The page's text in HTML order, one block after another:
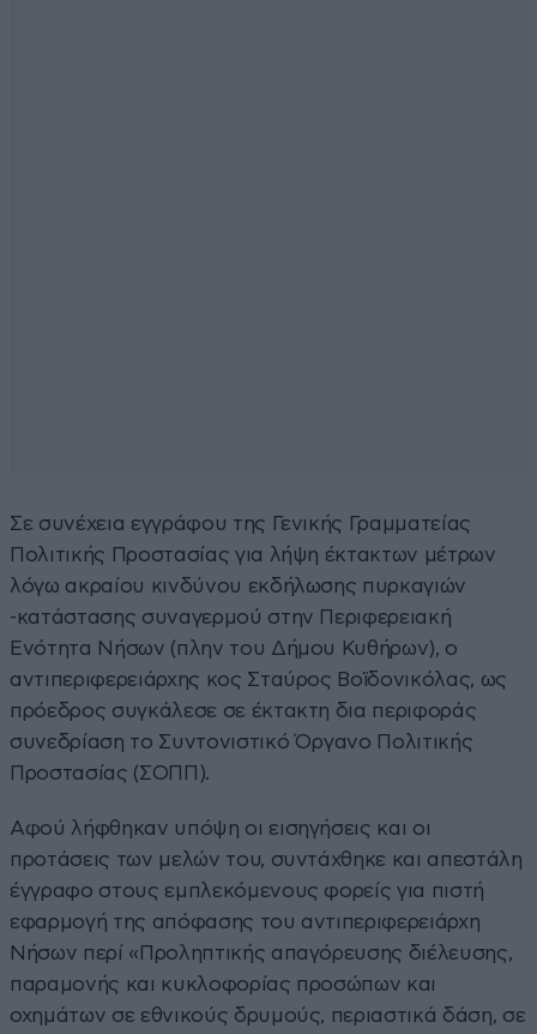
Σε συνέχεια εγγράφου της Γενικής Γραμματείας
Πολιτικής Προστασίας για λήψη έκτακτων μέτρων
λόγω ακραίου κινδύνου εκδήλωσης πυρκαγιών
-κατάστασης συναγερμού στην Περιφερειακή
Ενότητα Νήσων (πλην του Δήμου Κυθήρων), ο
αντιπεριφερειάρχης κος Σταύρος Βοϊδονικόλας, ως
πρόεδρος συγκάλεσε σε έκτακτη δια περιφοράς
συνεδρίαση το Συντονιστικό Όργανο Πολιτικής
Προστασίας (ΣΟΠΠ).
Αφού λήφθηκαν υπόψη οι εισηγήσεις και οι
προτάσεις των μελών του, συντάχθηκε και απεστάλη
έγγραφο στους εμπλεκόμενους φορείς για πιστή
εφαρμογή της απόφασης του αντιπεριφερειάρχη
Νήσων περί «Προληπτικής απαγόρευσης διέλευσης,
παραμονής και κυκλοφορίας προσώπων και
οχημάτων σε εθνικούς δρυμούς, περιαστικά δάση, σε